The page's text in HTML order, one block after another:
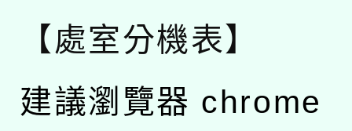
【處室分機表】
建議瀏覽器 chrome